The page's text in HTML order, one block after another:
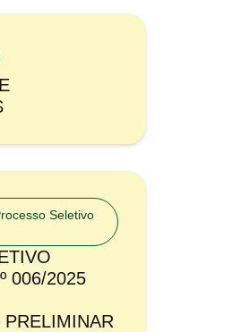
Seletivo
006/2025